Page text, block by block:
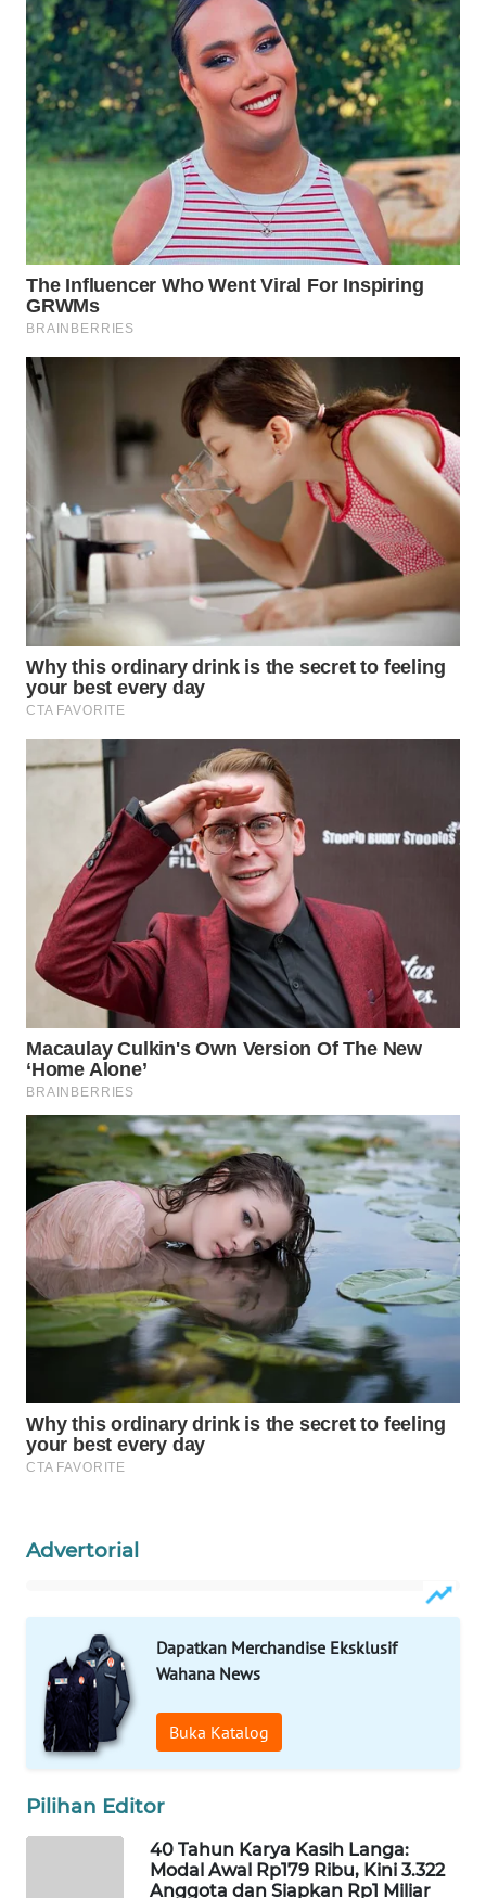
Advertorial
Dapatkan Merchandise Eksklusif
Wahana News
Buka Katalog
Pilihan Editor
40 Tahun Karya Kasih Langa:
Modal Awal Rp179 Ribu, Kini 3.322
Anggota dan Siapkan Rp1 Miliar
WAHANA
HEALTH
WAHANA
DESA
WISATA
LAPAK
WAHANA
Wahana
Network
MASYARAKAT
KELISTRIKAN
WALINKI
ID
MAWAKA
ID
MARTABAT
NET
WATCH
LPKKI
LKKI
KOPEKLIN
PORTAL
KONSUMEN
FORWAMKI
ALPERKLINAS
FORJASIDA
TAMBANG
NEWS
SITUNGIR
NEWS
SIDIKALANG
SIBARAGAS
METRO
SIANTAR
NEWS
METRO
MEDAN
METRO